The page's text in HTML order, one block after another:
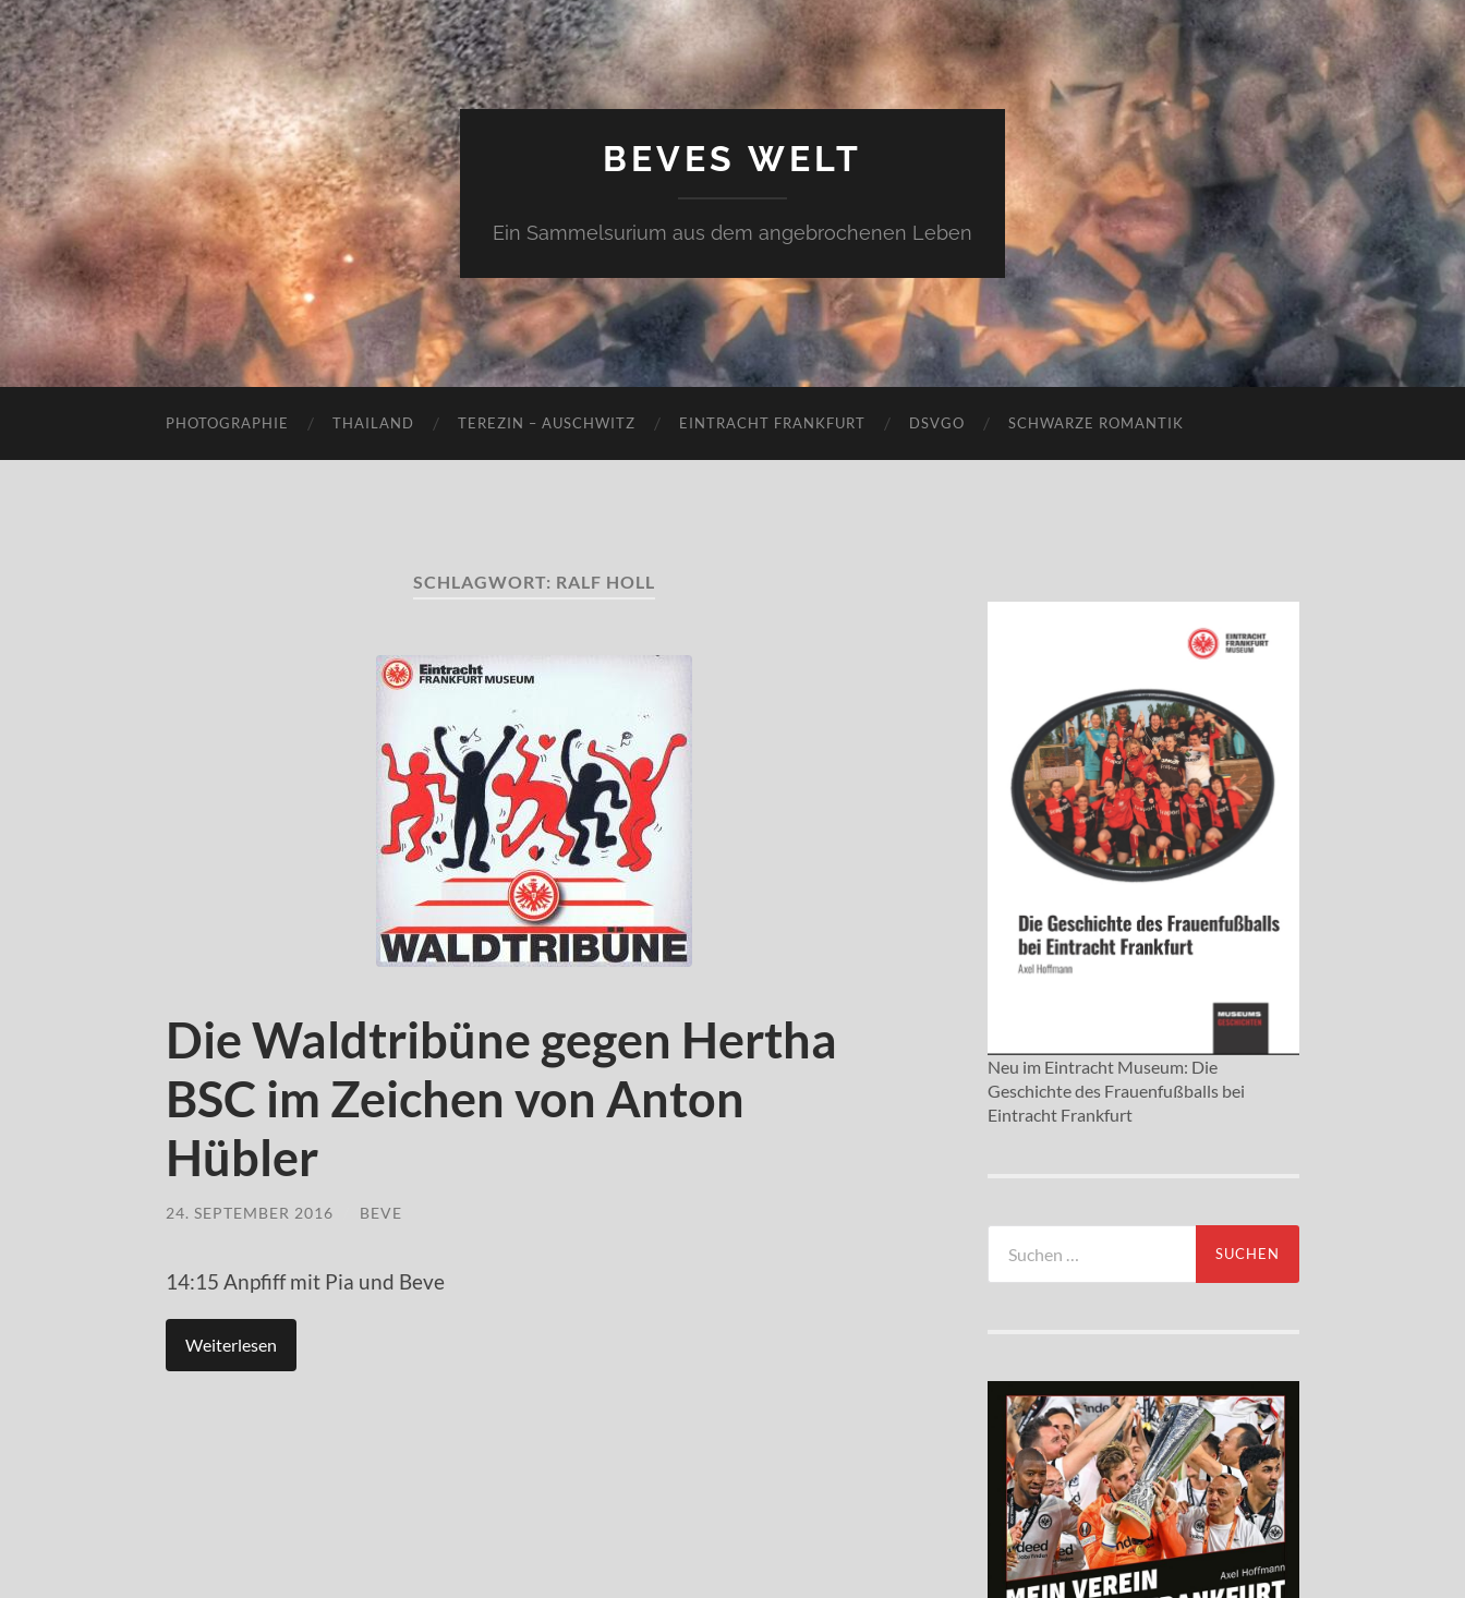
BEVES WELT
Ein Sammelsurium aus dem angebrochenen Leben
PHOTOGRAPHIE THAILAND TEREZIN – AUSCHWITZ EINTRACHT FRANKFURT DSVGO SCHWARZE ROMANTIK
SCHLAGWORT: RALF HOLL
Die Waldtribüne gegen Hertha
BSC im Zeichen von Anton
Hübler
24. SEPTEMBER 2016 BEVE
14:15 Anpfiff mit Pia und Beve
Weiterlesen
Neu im Eintracht Museum: Die
Geschichte des Frauenfußballs bei
Eintracht Frankfurt
nach: